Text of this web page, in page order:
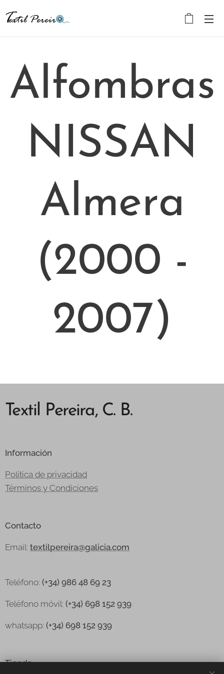
Alfombras
NISSAN
Almera
(2000 -
2007)
Textil Pereira, C. B.
Información
Política de privacidad
Términos y Condiciones
Contacto
Email: textilpereira@galicia.com
Teléfono: (+34) 986 48 69 23
Teléfono móvil: (+34) 698 152 939
whatsapp: (+34) 698 152 939
Tienda